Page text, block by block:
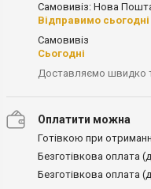
Самовивіз: Нова
Відправимо сьогодні
Самовивіз
Сьогодні
Доставляємо швидко
Оплатити можна
Готівкою при
Безготівкова оплата
Безготівкова оплата